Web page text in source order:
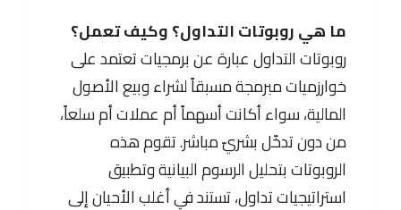
ما هي روبوتات التداول؟ وكيف تعمل؟
روبوتات التداول عبارة عن برمجيات تعتمد على
خوارزميات مبرمجة مسبقاً لشراء وبيع الأصول
المالية، سواء أكانت أسهماً أم عملات أم سلعاً،
من دون تدخّل بشريّ مباشر. تقوم هذه
الروبوتات بتحليل الرسوم البيانية وتطبيق
استراتيجيات تداول، تستند في أغلب الأحيان إلى